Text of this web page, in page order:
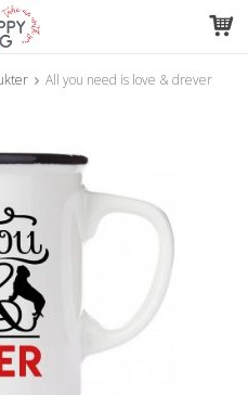
All you need is love & drever